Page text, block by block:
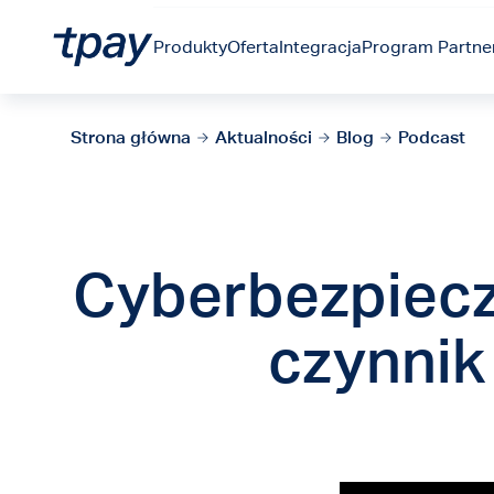
ProduktyOfertaIntegracjaProgram
Strona główna Aktualności Blog Podcast